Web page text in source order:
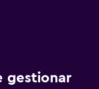
gestionar